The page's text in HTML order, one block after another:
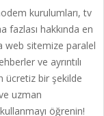
kurulumları, tv
hakkında en
web sitemize paralel
ve ayrıntılı
ücretiz bir şekilde
uzman
öğrenin!